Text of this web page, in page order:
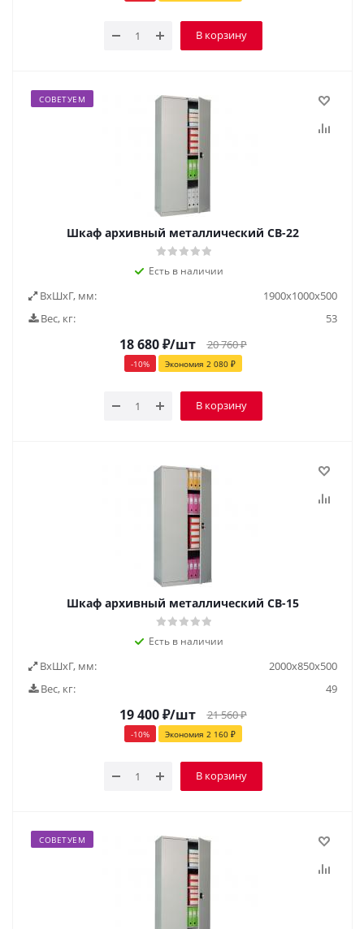
В корзину
СОВЕТУЕМ
Шкаф архивный металлический СВ-22
Есть в наличии
ВxШxГ, мм:
1900х1000х500
Вес, кг:
53
18 680₽/шт 20 760₽
-10% Экономия 2 080₽
В корзину
Шкаф архивный металлический СВ-15
Есть в наличии
ВxШxГ, мм:
2000х850х500
Вес, кг:
49
19 400₽/шт 21 560₽
-10% Экономия 2 160₽
В корзину
СОВЕТУЕМ